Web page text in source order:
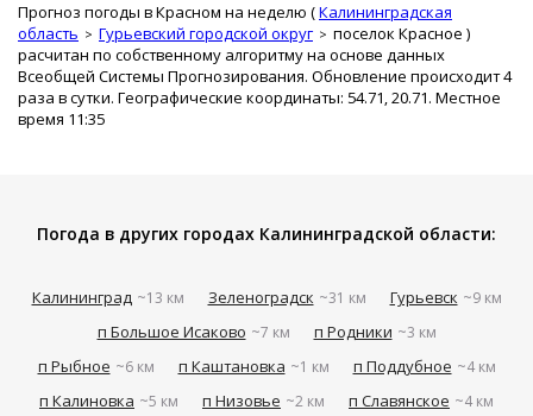
Прогноз погоды в Красном на неделю (Калининградская
область
Гурьевский городской округ поселок Красное )
расчитан по собственному алгоритму на основе данных
Всеобщей Системы Прогнозирования. Обновление происходит 4
раза в сутки. Географические координаты: 54.71, 20.71. Местное
время 11:35
Погода в других городах Калининградской области:
Калининград ~13 км Зеленоградск ~31 км Гурьевск ~9 км
п Большое Исаково ~7 км п Родники ~3 км
п Рыбное ~6 км п Каштановка ~1 км п Поддубное ~4 км
п Калиновка ~5 км п Низовье ~2 км п Славянское ~4 км